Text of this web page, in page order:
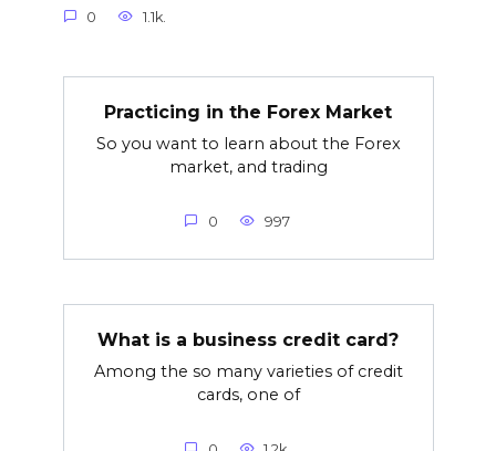
0 1.1k.
Practicing in the Forex Market
So you want to learn about the Forex
market, and trading
0 997
What is a business credit card?
Among the so many varieties of credit
cards, one of